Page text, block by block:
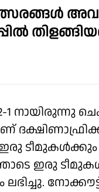
ചെക്ക്
ഇരു ടീമുകള്‍ക്കും
ഇരു